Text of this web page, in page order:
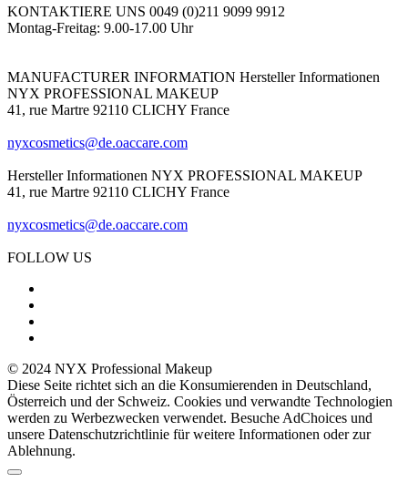
KONTAKTIERE UNS 0049 (0)211 9099 9912
Montag-Freitag: 9.00-17.00 Uhr
MANUFACTURER INFORMATION Hersteller Informationen
NYX PROFESSIONAL MAKEUP
41, rue Martre 92110 CLICHY France
nyxcosmetics@de.oaccare.com
Hersteller Informationen NYX PROFESSIONAL MAKEUP
41, rue Martre 92110 CLICHY France
nyxcosmetics@de.oaccare.com
FOLLOW US
© 2024 NYX Professional Makeup
Diese Seite richtet sich an die Konsumierenden in Deutschland,
Österreich und der Schweiz. Cookies und verwandte Technologien
werden zu Werbezwecken verwendet. Besuche AdChoices und
unsere Datenschutzrichtlinie für weitere Informationen oder zur
Ablehnung.